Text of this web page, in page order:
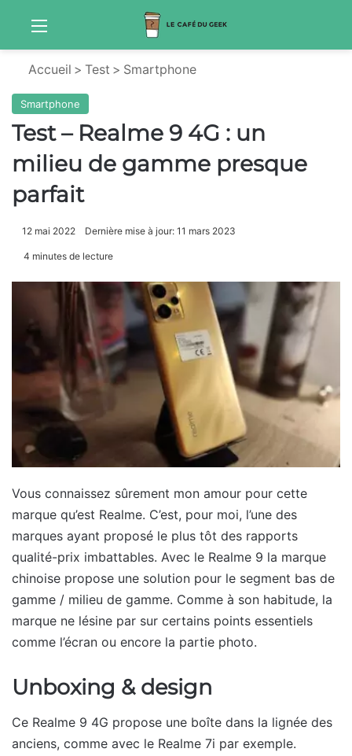
Menu
Accueil > Test > Smartphone
Smartphone
Test – Realme 9 4G : un
milieu de gamme presque
parfait
12 mai 2022 Dernière mise à jour: 11 mars 2023
4 minutes de lecture
Vous connaissez sûrement mon amour pour cette
marque qu’est Realme. C’est, pour moi, l’une des
marques ayant proposé le plus tôt des rapports
qualité-prix imbattables. Avec le Realme 9 la marque
chinoise propose une solution pour le segment bas de
gamme / milieu de gamme. Comme à son habitude, la
marque ne lésine par sur certains points essentiels
comme l’écran ou encore la partie photo.
Unboxing & design
Ce Realme 9 4G propose une boîte dans la lignée des
anciens, comme avec le Realme 7i par exemple.